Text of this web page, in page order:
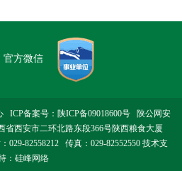
官方微信
ICP备案号： 陕ICP备09018600号
陕公网安
西安市二环北路东段366号陕西粮食大厦
029-82558212 传真：029-82552550 技术支
： 硅峰网络